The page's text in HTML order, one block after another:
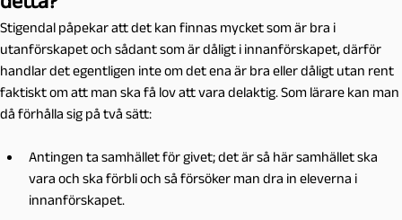
Stigendal påpekar att det kan finnas mycket som är bra i
utanförskapet och sådant som är dåligt i innanförskapet, därför
handlar det egentligen inte om det ena är bra eller dåligt utan rent
faktiskt om att man ska få lov att vara delaktig. Som lärare kan man
då förhålla sig på två sätt:
Antingen ta samhället för givet; det är så här samhället ska
vara och ska förbli och så försöker man dra in eleverna i
innanförskapet.